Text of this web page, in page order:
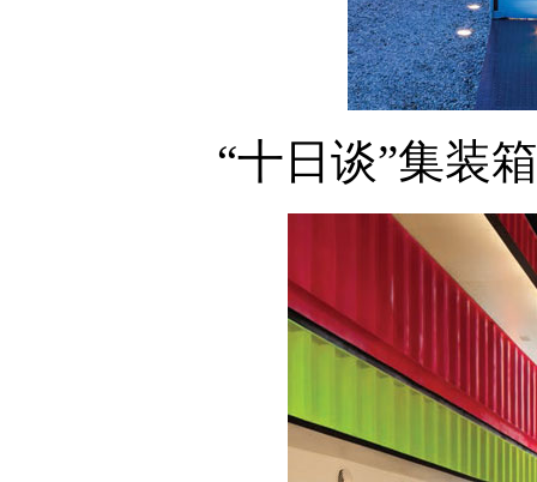
“十日谈”集装